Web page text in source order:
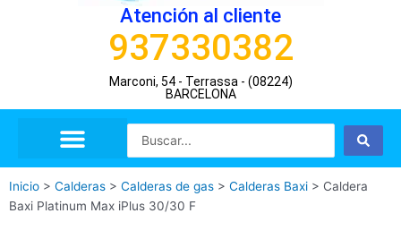
Atención al cliente
937330382
Marconi, 54 - Terrassa - (08224)
BARCELONA
Search
Inicio > Calderas > Calderas de gas > Calderas Baxi > Caldera
Baxi Platinum Max iPlus 30/30 F